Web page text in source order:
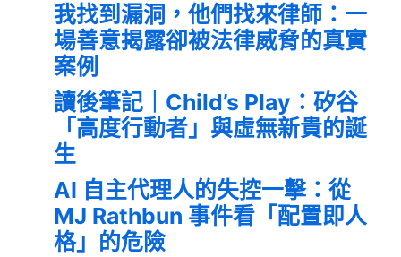
我找到漏洞，他們找來律師：一
場善意揭露卻被法律威脅的真實
案例
讀後筆記｜Child’s Play：矽谷
「高度行動者」與虛無新貴的誕
生
AI 自主代理人的失控一擊：從
MJ Rathbun 事件看「配置即人
格」的危險